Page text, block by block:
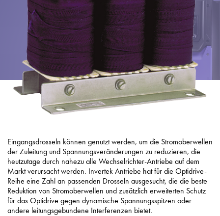
Eingangsdrosseln können genutzt werden, um die Stromoberwellen
der Zuleitung und Spannungsveränderungen zu reduzieren, die
heutzutage durch nahezu alle Wechselrichter-Antriebe auf dem
Markt verursacht werden. Invertek Antriebe hat für die Optidrive-
Reihe eine Zahl an passenden Drosseln ausgesucht, die die beste
Reduktion von Stromoberwellen und zusätzlich erweiterten Schutz
für das Optidrive gegen dynamische Spannungsspitzen oder
andere leitungsgebundene Interferenzen bietet.